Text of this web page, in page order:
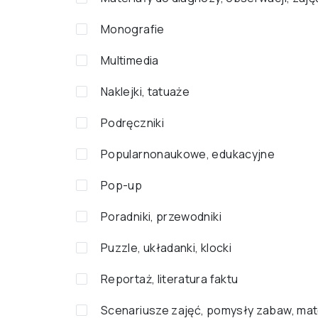
Monografie
Multimedia
Naklejki, tatuaże
Podręczniki
Popularnonaukowe, edukacyjne
Pop-up
Poradniki, przewodniki
Puzzle, układanki, klocki
Reportaż, literatura faktu
Scenariusze zajęć, pomysły zabaw,